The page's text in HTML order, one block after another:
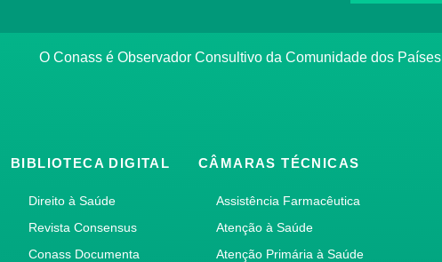
O Conass é Observador Consultivo da Comunidade dos
BIBLIOTECA DIGITAL
Direito à Saúde
Revista Consensus
Conass Documenta
CÂMARAS TÉCNICAS
Assistência Farmacêutica
Atenção à Saúde
Atenção Primária à Saúde